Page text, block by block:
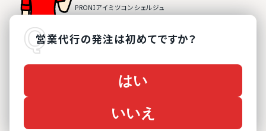
営業代行の発注は初めてですか？
はい
いいえ